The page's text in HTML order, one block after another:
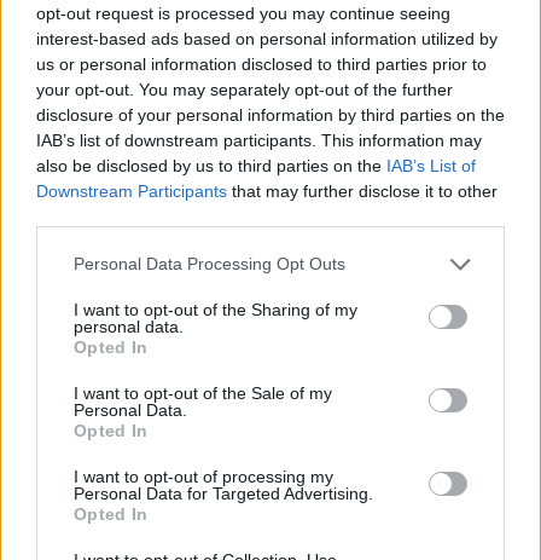
opt-out request is processed you may continue seeing
interest-based ads based on personal information utilized by
us or personal information disclosed to third parties prior to
your opt-out. You may separately opt-out of the further
disclosure of your personal information by third parties on the
IAB’s list of downstream participants. This information may
also be disclosed by us to third parties on the IAB’s List of
Downstream Participants that may further disclose it to other
Personal Data Processing Opt Outs
I want to opt-out of the Sharing of my
personal data.
Opted In
I want to opt-out of the Sale of my
Personal Data.
Opted In
I want to opt-out of processing my
Personal Data for Targeted Advertising.
Opted In